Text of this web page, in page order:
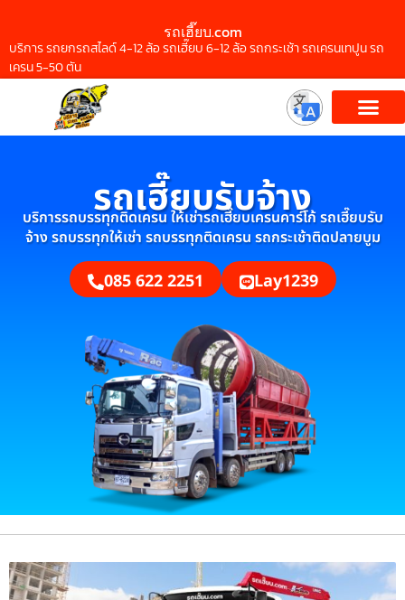
รถเฮี๊ยบ.com
บริการ รถยกรถสไลด์ 4-12 ล้อ รถเฮี๊ยบ 6-12 ล้อ รถกระเช้า รถเครนเทปูน รถ
เครน 5-50 ตัน
รถเฮี๊ยบรับจ้าง
บริการรถบรรทุกติดเครน ให้เช่ารถเฮี๊ยบเครนคาร์โก้ รถเฮี๊ยบรับ
จ้าง รถบรรทุกให้เช่า รถบรรทุกติดเครน รถกระเช้าติดปลายบูม
085 622 2251 Lay1239